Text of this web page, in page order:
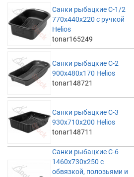
Санки рыбацкие С-1/2
770х440х220 с ручкой
Helios
tonar165249
Санки рыбацкие С-2
900x480x170 Helios
tonar148721
Санки рыбацкие С-3
930x710x200 Helios
tonar148711
Санки рыбацкие С-6
1460х730х250 с
обвязкой, полозьями и